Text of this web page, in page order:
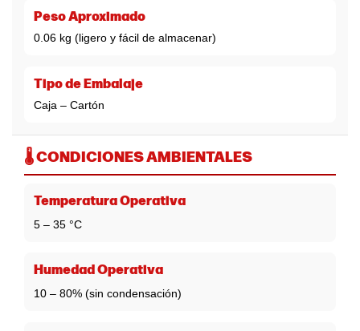
Peso Aproximado
0.06 kg (ligero y fácil de almacenar)
Tipo de Embalaje
Caja – Cartón
🌡️ CONDICIONES AMBIENTALES
Temperatura Operativa
5 – 35 °C
Humedad Operativa
10 – 80% (sin condensación)